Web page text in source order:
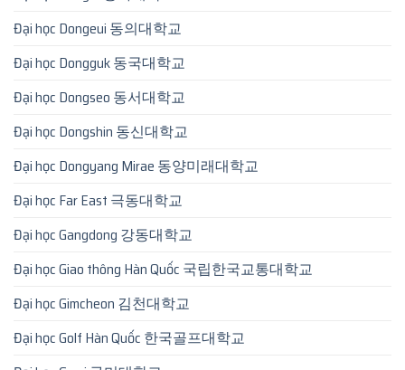
Đại học Dongeui 동의대학교
Đại học Dongguk 동국대학교
Đại học Dongseo 동서대학교
Đại học Dongshin 동신대학교
Đại học Dongyang Mirae 동양미래대학교
Đại học Far East 극동대학교
Đại học Gangdong 강동대학교
Đại học Giao thông Hàn Quốc 국립한국교통대학교
Đại học Gimcheon 김천대학교
Đại học Golf Hàn Quốc 한국골프대학교